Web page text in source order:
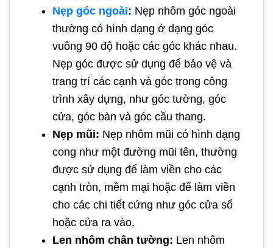
Nẹp góc ngoài: Nẹp nhôm góc ngoài
thường có hình dạng ở dạng góc
vuông 90 độ hoặc các góc khác nhau.
Nẹp góc được sử dụng để bảo vệ và
trang trí các cạnh và góc trong công
trình xây dựng, như góc tường, góc
cửa, góc bàn và góc cầu thang.
Nẹp mũi: Nẹp nhôm mũi có hình dạng
cong như một đường mũi tên, thường
được sử dụng để làm viền cho các
cạnh tròn, mềm mại hoặc để làm viền
cho các chi tiết cứng như góc cửa sổ
hoặc cửa ra vào.
Len nhôm chân tường: Len nhôm